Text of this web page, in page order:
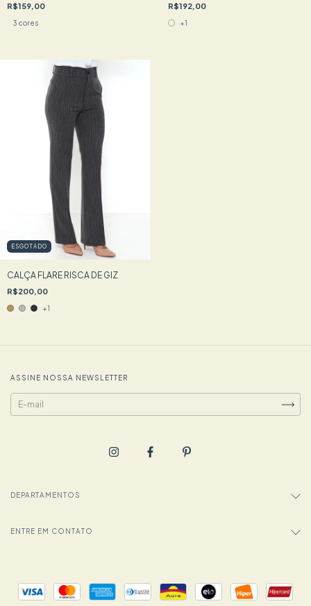
R$159,00
3 cores
R$192,00
+1
ESGOTADO
CALÇA FLARE RISCA DE GIZ
R$200,00
+1
ASSINE NOSSA NEWSLETTER
DEPARTAMENTOS
ENTRE EM CONTATO